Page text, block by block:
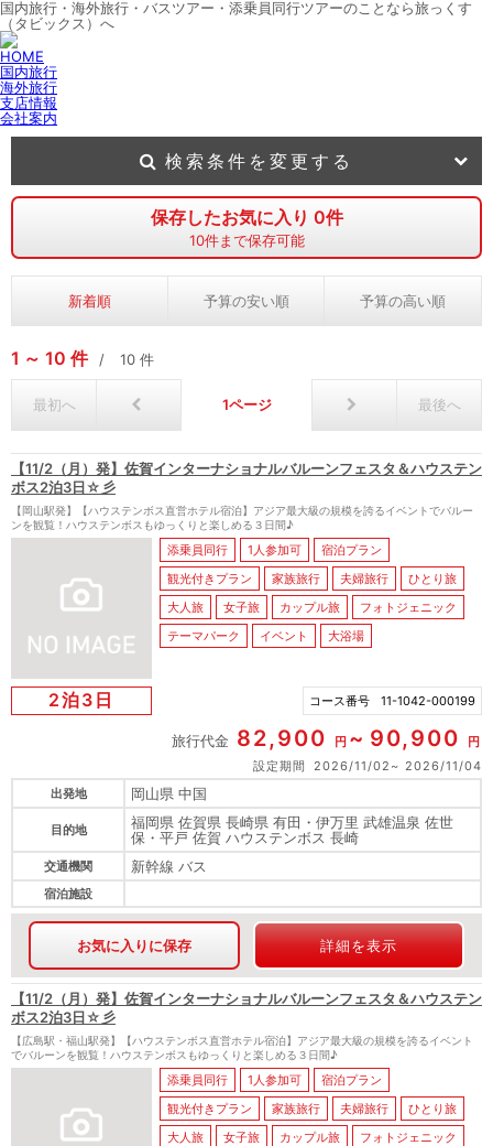
国内旅行・海外旅行・バスツアー・添乗員同行ツアーのことなら旅っくす
（タビックス）へ
HOME
国内旅行
海外旅行
支店情報
会社案内
保存したお気に入り 0件
10件まで保存可能
新着順 予算の安い順 予算の高い順
1 10 件 10 件
最初へ 1 最後へ
【11/2（月）発】佐賀インターナショナルバルーンフェスタ＆ハウステン
ボス2泊3日☆彡
【岡山駅発】【ハウステンボス直営ホテル宿泊】アジア最大級の規模を誇るイベントでバルー
ンを観覧！ハウステンボスもゆっくりと楽しめる３日間♪
添乗員同行 1人参加可
宿泊プラン
観光付きプラン
家族旅行 夫婦旅行
ひとり旅
大人旅
女子旅 カップル旅
フォトジェニック
テーマパーク
イベント 大浴場
2泊3日 コース番号 11-1042-000199
旅行代金 82,900 円 90,900
円
設定期間
2026/11/02
2026/11/04
出発地
岡山県 中国
目的地
福岡県 佐賀県 長崎県 有田・伊万里 武雄温泉 佐世
保・平戸 佐賀 ハウステンボス 長崎
交通機関 新幹線 バス
宿泊施設
お気に入りに保存 詳細を表示
【11/2（月）発】佐賀インターナショナルバルーンフェスタ＆ハウステン
ボス2泊3日☆彡
【広島駅・福山駅発】【ハウステンボス直営ホテル宿泊】アジア最大級の規模を誇るイベント
でバルーンを観覧！ハウステンボスもゆっくりと楽しめる３日間♪
添乗員同行 1人参加可
宿泊プラン
観光付きプラン
家族旅行 夫婦旅行
ひとり旅
大人旅
女子旅 カップル旅
フォトジェニック
検索条件を変更する